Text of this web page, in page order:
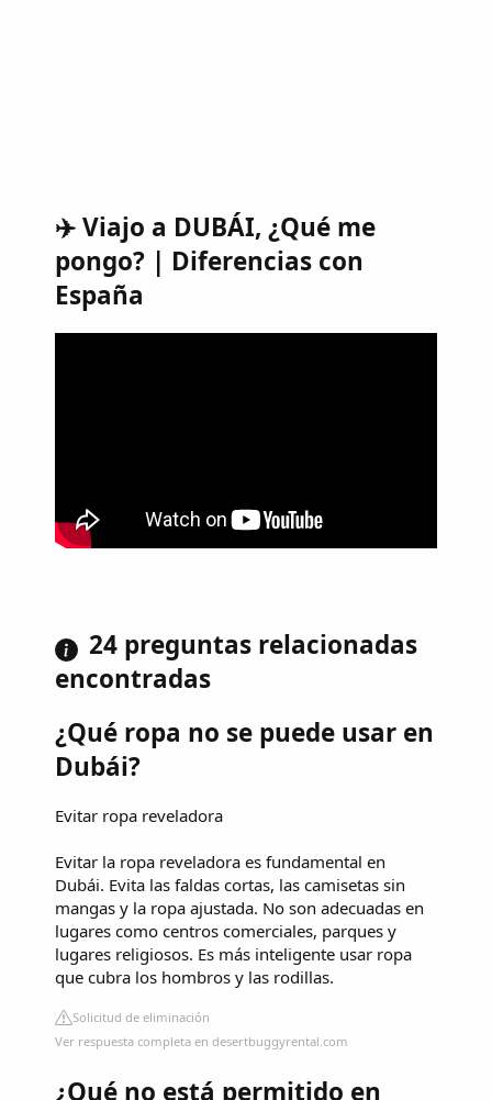
✈️ Viajo a DUBÁI, ¿Qué me
pongo? | Diferencias con
España
24 preguntas relacionadas
encontradas
¿Qué ropa no se puede usar en
Dubái?
Evitar ropa reveladora
Evitar la ropa reveladora es fundamental en
Dubái. Evita las faldas cortas, las camisetas sin
mangas y la ropa ajustada. No son adecuadas en
lugares como centros comerciales, parques y
lugares religiosos. Es más inteligente usar ropa
que cubra los hombros y las rodillas.
Solicitud de eliminación
Ver respuesta completa en desertbuggyrental.com
¿Qué no está permitido en